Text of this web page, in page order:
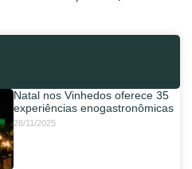
Natal nos Vinhedos oferece 35
experiências enogastronômicas
28/11/2025